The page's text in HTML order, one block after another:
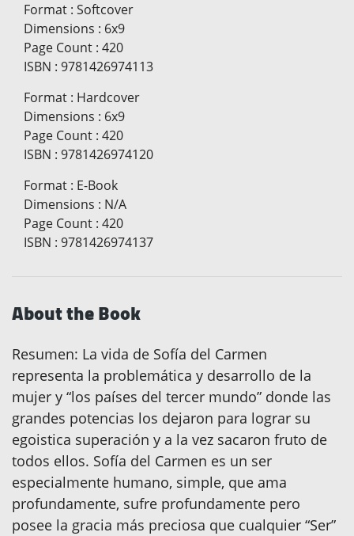
Format : Softcover
Dimensions : 6x9
Page Count : 420
ISBN : 9781426974113
Format : Hardcover
Dimensions : 6x9
Page Count : 420
ISBN : 9781426974120
Format : E-Book
Dimensions : N/A
Page Count : 420
ISBN : 9781426974137
About the Book
Resumen: La vida de Sofía del Carmen
representa la problemática y desarrollo de la
mujer y “los países del tercer mundo” donde las
grandes potencias los dejaron para lograr su
egoistica superación y a la vez sacaron fruto de
todos ellos. Sofía del Carmen es un ser
especialmente humano, simple, que ama
profundamente, sufre profundamente pero
posee la gracia más preciosa que cualquier “Ser”